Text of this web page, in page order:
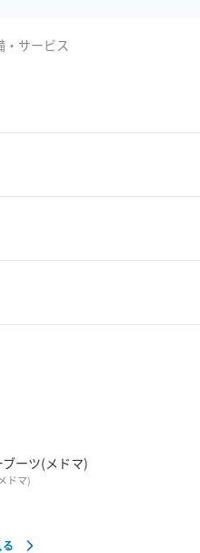
サービス
ブーツ(メドマ)
ドマ)